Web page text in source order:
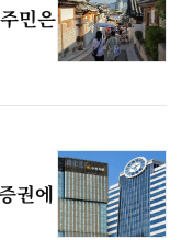
민은
권에